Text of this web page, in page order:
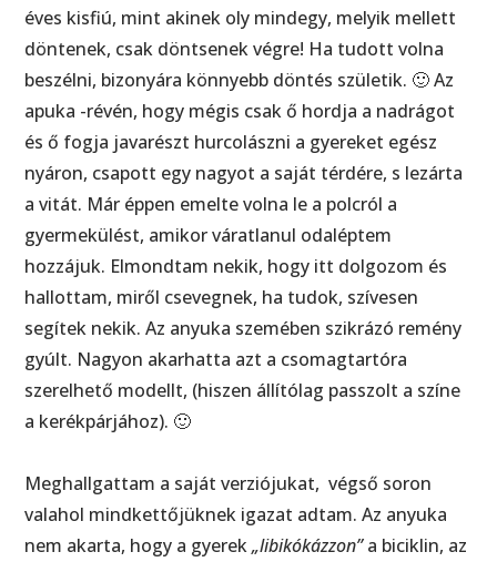
éves kisfiú, mint akinek oly mindegy, melyik mellett
döntenek, csak döntsenek végre! Ha tudott volna
beszélni, bizonyára könnyebb döntés születik. 🙂 Az
apuka -révén, hogy mégis csak ő hordja a nadrágot
és ő fogja javarészt hurcolászni a gyereket egész
nyáron, csapott egy nagyot a saját térdére, s lezárta
a vitát. Már éppen emelte volna le a polcról a
gyermekülést, amikor váratlanul odaléptem
hozzájuk. Elmondtam nekik, hogy itt dolgozom és
hallottam, miről csevegnek, ha tudok, szívesen
segítek nekik. Az anyuka szemében szikrázó remény
gyúlt. Nagyon akarhatta azt a csomagtartóra
szerelhető modellt, (hiszen állítólag passzolt a színe
a kerékpárjához). 🙂
Meghallgattam a saját verziójukat, végső soron
valahol mindkettőjüknek igazat adtam. Az anyuka
nem akarta, hogy a gyerek„libikókázzon”a biciklin, az